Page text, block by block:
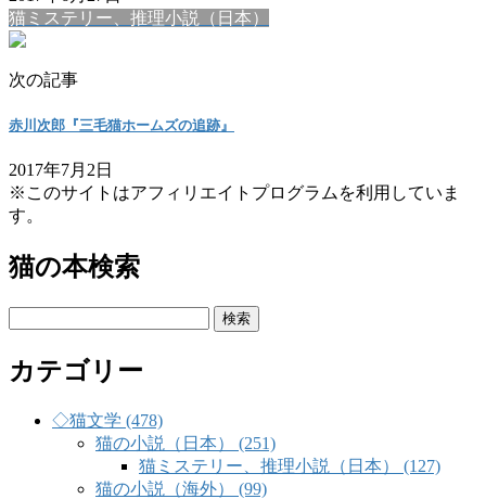
猫ミステリー、推理小説（日本）
次の記事
赤川次郎『三毛猫ホームズの追跡』
2017年7月2日
※このサイトはアフィリエイトプログラムを利用していま
す。
猫の本検索
カテゴリー
◇猫文学 (478)
猫の小説（日本） (251)
猫ミステリー、推理小説（日本） (127)
猫の小説（海外） (99)